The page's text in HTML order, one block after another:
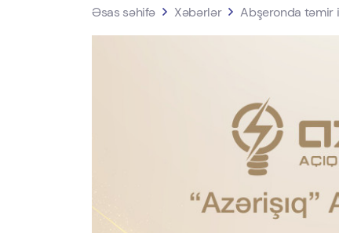
Əsas səhifə Xəbərlər Abşeronda təmir